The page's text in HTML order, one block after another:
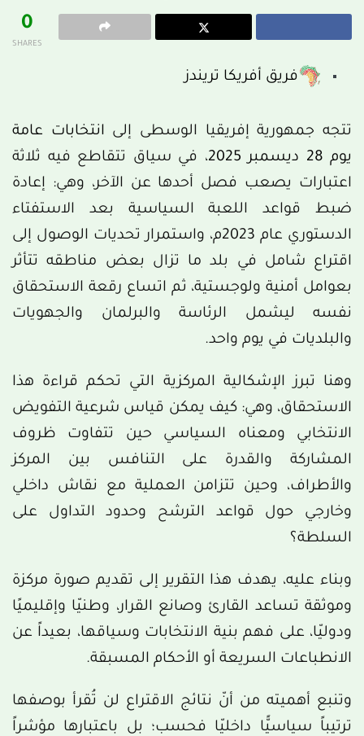
0
SHARES
فريق أفريكا تريندز
تتجه جمهورية إفريقيا الوسطى إلى انتخابات عامة
يوم 28 ديسمبر 2025
، في سياق تتقاطع فيه ثلاثة
اعتبارات يصعب فصل أحدها عن الآخر، وهي: إعادة
ضبط قواعد اللعبة السياسية بعد الاستفتاء
الدستوري عام 2023م، واستمرار تحديات الوصول إلى
اقتراع شامل في بلد ما تزال بعض مناطقه تتأثر
بعوامل أمنية ولوجستية، ثم اتساع رقعة الاستحقاق
نفسه ليشمل الرئاسة والبرلمان والجهويات
والبلديات في يوم واحد.
وهنا تبرز الإشكالية المركزية التي تحكم قراءة هذا
الاستحقاق، وهي: كيف يمكن قياس شرعية التفويض
الانتخابي ومعناه السياسي حين تتفاوت ظروف
المشاركة والقدرة على التنافس بين المركز
والأطراف، وحين تتزامن العملية مع نقاش داخلي
وخارجي حول قواعد الترشح وحدود التداول على
السلطة؟
وبناء عليه، يهدف هذا التقرير إلى تقديم صورة مركزة
وموثقة تساعد القارئ وصانع القرار، وطنيّا وإقليميًا
ودوليّا، على فهم بنية الانتخابات وسياقها، بعيداً عن
الانطباعات السريعة أو الأحكام المسبقة.
وتنبع أهميته من أنّ نتائج الاقتراع لن تُقرأ بوصفها
ترتيباً سياسيًّا داخليّا فحسب؛ بل باعتبارها مؤشراً